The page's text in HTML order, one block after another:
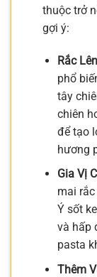
thuộc trở
gợi ý:
Rắc
phổ
tây
chiên
để tạo
hương
Gia Vị
mai
Ý sốt
và hấp
pasta
Thêm